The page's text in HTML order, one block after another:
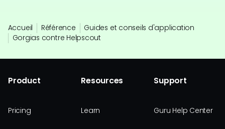
Accueil Référence
Guides et conseils d'application
Gorgias contre Helpscout
Product
Pricing
Resources
Learn
Support
Guru Help Center